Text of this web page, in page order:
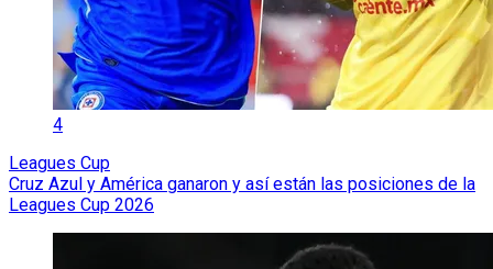
4
Leagues Cup
Cruz Azul y América ganaron y así están las posiciones de la
Leagues Cup 2026